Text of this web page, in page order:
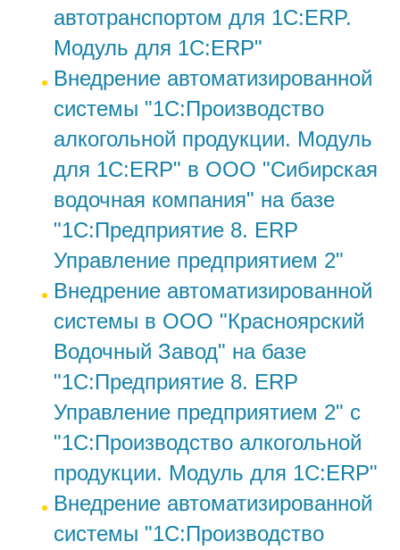
автотранспортом для 1С:ERP.
Модуль для 1С:ERP"
Внедрение автоматизированной
системы "1С:Производство
алкогольной продукции. Модуль
для 1С:ERP" в ООО "Сибирская
водочная компания" на базе
"1С:Предприятие 8. ERP
Управление предприятием 2"
Внедрение автоматизированной
системы в ООО "Красноярский
Водочный Завод" на базе
"1С:Предприятие 8. ERP
Управление предприятием 2" с
"1С:Производство алкогольной
продукции. Модуль для 1С:ERP"
Внедрение автоматизированной
системы "1С:Производство